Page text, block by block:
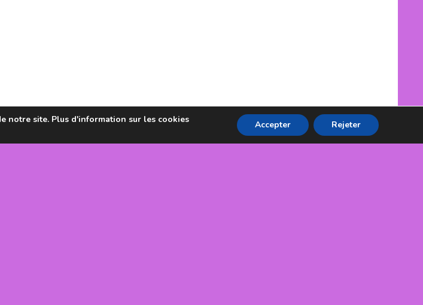
notre site. Plus d'information sur les cookies
Accepter Rejeter